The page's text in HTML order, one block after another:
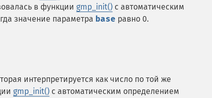
в функции gmp_init() с автоматическим
значение параметра base равно 0.
интерпретируется как число по той же
gmp_init() с автоматическим определением